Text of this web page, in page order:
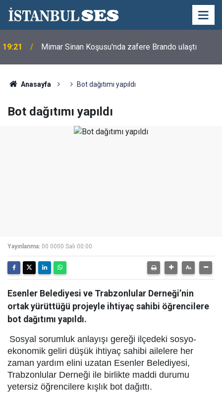
19:21 Mimar Sinan Koşusu'nda zafere Brando ulaştı
Anasayfa Bot dağıtımı yapıldı
Bot dağıtımı yapıldı
Yayınlanma: 00 0000 Salı 00:00
Esenler Belediyesi ve Trabzonlular Derneği’nin
ortak yürüttüğü projeyle ihtiyaç sahibi öğrencilere
bot dağıtımı yapıldı.
Sosyal sorumluk anlayışı gereği ilçedeki sosyo-
ekonomik geliri düşük ihtiyaç sahibi ailelere her
zaman yardım elini uzatan Esenler Belediyesi,
Trabzonlular Derneği ile birlikte maddi durumu
yetersiz öğrencilere kışlık bot dağıttı.